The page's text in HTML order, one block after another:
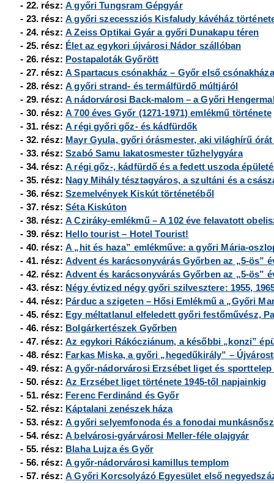
- 22. rész:A győri Tungsram Gépgyár
- 23. rész:A győri szecessziós Kisfaludy kávéház
- 24. rész:A Zeiss Optikai Gyár a győri Dunakapu téren
- 25. rész: Élet az egykori újvárosi Nádor szállóban
- 26. rész: Postapaloták Győrött
- 27. rész:A Spartacus csónakház– Győr első csónakháza
- 28. rész:A győri strand- és termálfürdő múltjáról
- 29. rész:A nádorvárosi Back-malom – a Győri
- 30. rész:A 700 éves Győr (1271-1971) emlékmű története
- 31. rész:A régi győri gőz- és kádfürdők
- 32. rész: Mayr Gyula, győri órásmester, aki világhírű
- 33. rész:Szabó Samu lakatosmester tűzhelygyára
- 34. rész:A régi gőz-, kádfürdő és a fedett uszoda
- 35. rész: Nagy Mihály tésztagyáros, a szultáni és a
- 36. rész:Szemelvények Kiskút történetéből
- 37. rész:Séta Kiskúton
- 38. rész:A Cziráky-emlékmű – A 102 éve felavatott
- 39. rész: Hello tourist– Hotel Tourist!
- 40. rész:A „hit és haza” emlékműve: a győri Mária-
- 41. rész:Advent és karácsonyvárás Győrben az „5-ös”
- 42. rész:Advent és karácsonyvárás Győrben az „5-ös”
- 43. rész: Négy évtized négy győri szilvesztere: 1955,
- 44. rész: Párduc a szigeten –Hősi Emlékmű a „Győri
- 45. rész: Egy méltatlanul elfeledett győri festőművész,
- 46. rész: Bolgárkertészek Győrben
- 47. rész:Az egykori Rákócziánum, a későbbi „konzi”
- 48. rész: Farkas Miska, a győri „hegedűkirály” –
- 49. rész:A győr-nádorvárosi Erzsébet liget és
- 50. rész:Az Erzsébet liget története 1945-től napjainkig
- 51. rész: Ferenc Ferdinánd és Győr
- 52. rész: Káptalani zenészek háza
- 53. rész:A győri selyemfonoda és a fonodai
- 54. rész:A belvárosi-gyárvárosi Meller-féle olajgyár
- 55. rész: Blaha Lujza és Győr
- 56. rész:A győr-nádorvárosi kamillus templom
- 57. rész:A Győri Korcsolyázó Egyesület első